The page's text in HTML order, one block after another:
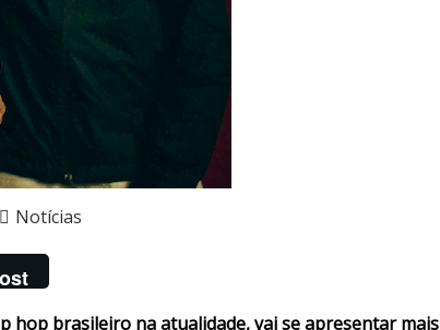
Notícias
hop brasileiro na atualidade, vai se apresentar mais